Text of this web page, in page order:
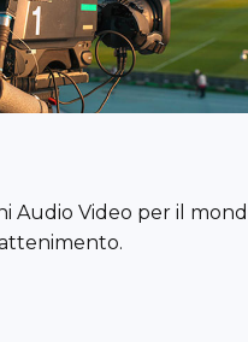
Audio Video per il